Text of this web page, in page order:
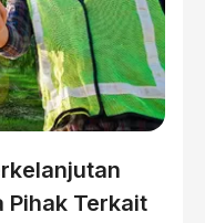
Pihak Terkait